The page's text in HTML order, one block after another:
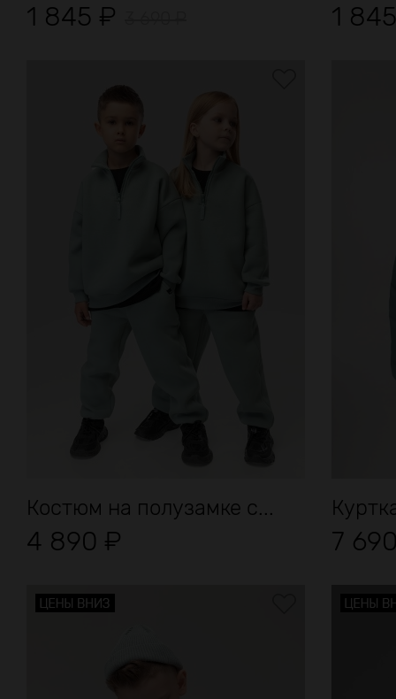
1 845 ₽ 1
Костюм на полузамке с...
4 890 ₽ 7